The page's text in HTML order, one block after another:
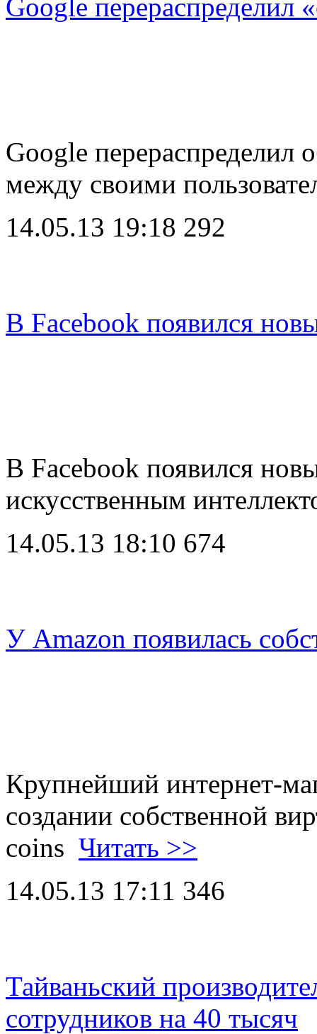
Google перераспределил
Google перераспределил
между своими
14.05.13 19:18 292
В Facebook появился
В Facebook появился
искусственным
14.05.13 18:10 674
У Amazon появилась
Крупнейший интернет-
создании собственной
coins Читать >>
14.05.13 17:11 346
Тайваньский
сотрудников на 40 тысяч